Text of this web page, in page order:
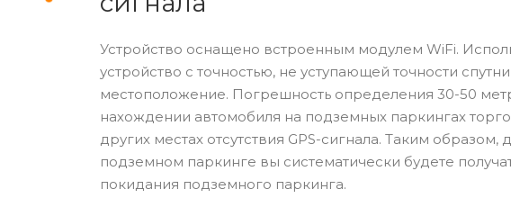
Устройство оснащено встроенным модулем WiFi.
устройство с точностью, не уступающей точности
местоположение. Погрешность определения 30-50
нахождении автомобиля на подземных паркингах
других местах отсутствия GPS-сигнала. Таким
подземном паркинге вы систематически будете
покидания подземного паркинга.